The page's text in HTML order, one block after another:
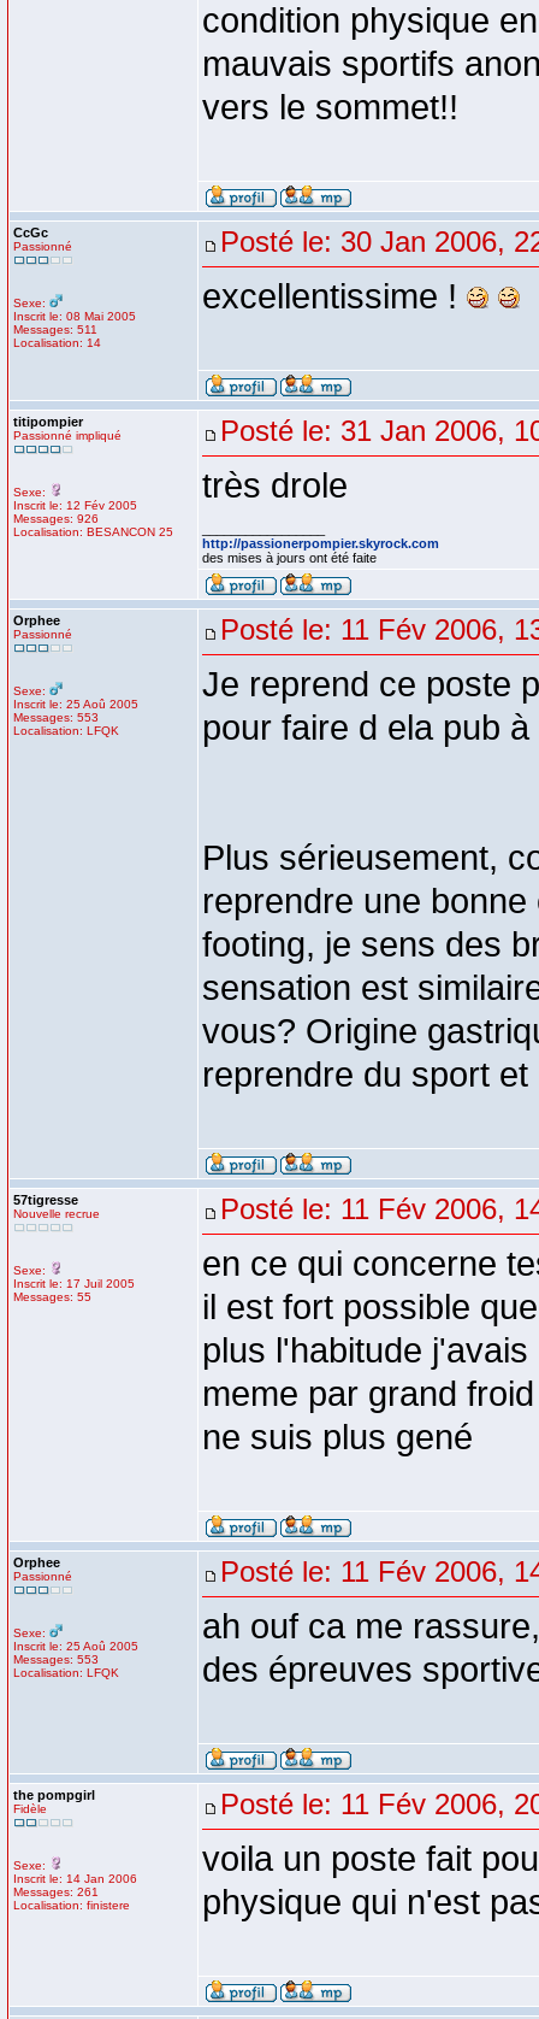
condition physique
mauvais sportifs
vers le sommet!!
CcGc
Passionné
Sexe:
Inscrit le: 08 Mai 2005
Messages: 511
Localisation: 14
Posté le: 30 Jan 2006,
excellentissime !
titipompier
Passionné impliqué
Sexe:
Inscrit le: 12 Fév 2005
Messages: 926
Localisation: BESANCON 25
Posté le: 31 Jan 2006,
très drole
http://passionerpompier.skyrock.com
des mises à jours ont été faite
Orphee
Passionné
Sexe:
Inscrit le: 25 Aoû 2005
Messages: 553
Localisation: LFQK
Posté le: 11 Fév 2006,
Je reprend ce poste
pour faire d ela pub
Plus sérieusement,
reprendre une
footing, je sens des
sensation est
vous? Origine
reprendre du sport
57tigresse
Nouvelle recrue
Sexe:
Inscrit le: 17 Juil 2005
Messages: 55
Posté le: 11 Fév 2006,
en ce qui concerne
il est fort possible
plus l'habitude
meme par grand
ne suis plus gené
Orphee
Passionné
Sexe:
Inscrit le: 25 Aoû 2005
Messages: 553
Localisation: LFQK
Posté le: 11 Fév 2006,
ah ouf ca me
des épreuves
the pompgirl
Fidèle
Sexe:
Inscrit le: 14 Jan 2006
Messages: 261
Localisation: finistere
Posté le: 11 Fév 2006,
voila un poste fait
physique qui n'est